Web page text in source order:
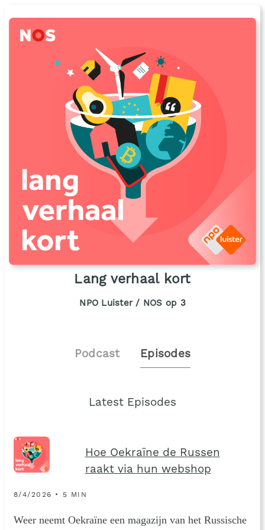
Lang verhaal kort
NPO Luister / NOS op 3
Podcast Episodes
Latest Episodes
Hoe Oekraïne de Russen
raakt via hun webshop
8/4/2026 • 5 MIN
Weer neemt Oekraïne een magazijn van het Russische